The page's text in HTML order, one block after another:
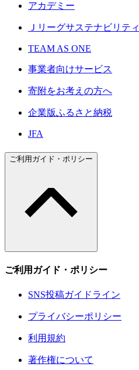
アカデミー
Ｊリーグサステナビリティ
TEAM AS ONE
事業者向けサービス
寄附をお考えの方へ
企業版ふるさと納税
JFA
ご利用ガイド・ポリシー
ご利用ガイド・ポリシー
SNS投稿ガイドライン
プライバシーポリシー
利用規約
著作権について